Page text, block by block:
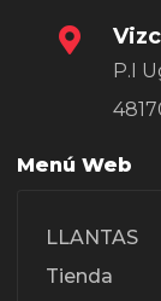
P.I
Menú Web
LLANTAS
Tienda